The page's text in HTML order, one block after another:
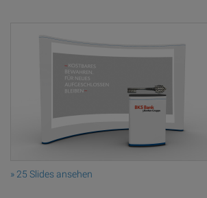
» 25 Slides ansehen